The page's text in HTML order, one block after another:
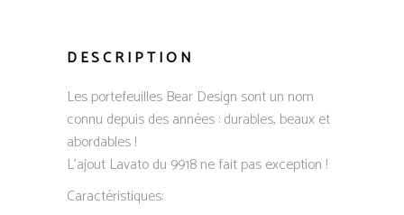
DESCRIPTION
Les portefeuilles Bear Design sont un nom
connu depuis des années : durables, beaux et
abordables !
L’ajout Lavato du 9918 ne fait pas exception !
Caractéristiques: